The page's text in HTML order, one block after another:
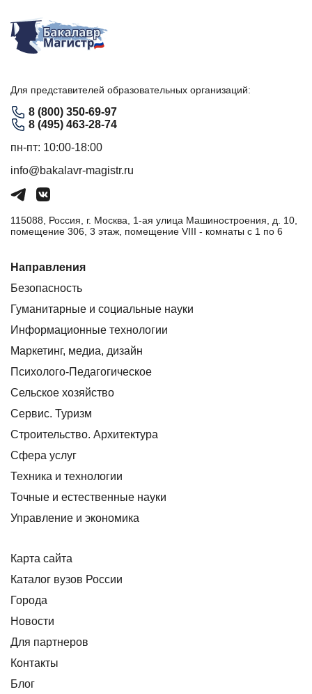
Для представителей образовательных организаций:
8 (800) 350-69-97
8 (495) 463-28-74
пн-пт: 10:00-18:00
info@bakalavr-magistr.ru
115088, Россия, г. Москва, 1-ая улица Машиностроения, д. 10,
помещение 306, 3 этаж, помещение VIII - комнаты с 1 по 6
Направления
Безопасность
Гуманитарные и социальные науки
Информационные технологии
Маркетинг, медиа, дизайн
Психолого-Педагогическое
Сельское хозяйство
Сервис. Туризм
Строительство. Архитектура
Сфера услуг
Техника и технологии
Точные и естественные науки
Управление и экономика
Карта сайта
Каталог вузов России
Города
Новости
Для партнеров
Контакты
Блог